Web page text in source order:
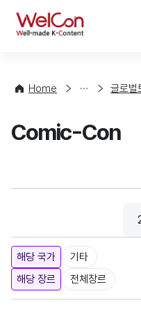
WelCon
Home
향
계
글로벌
Comic-Con
해당 국가
기타
해당 장르
전체장르